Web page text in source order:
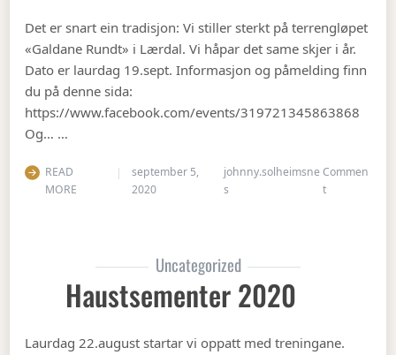
Det er snart ein tradisjon: Vi stiller sterkt på terrengløpet
«Galdane Rundt» i Lærdal. Vi håpar det same skjer i år.
Dato er laurdag 19.sept. Informasjon og påmelding finn
du på denne sida:
https://www.facebook.com/events/319721345863868
Og… …
READ
MORE
september 5,
2020
johnny.solheimsne
s
Commen
ton Gubbetur
Uncategorized
Haustsementer 2020
Laurdag 22.august startar vi oppatt med treningane.